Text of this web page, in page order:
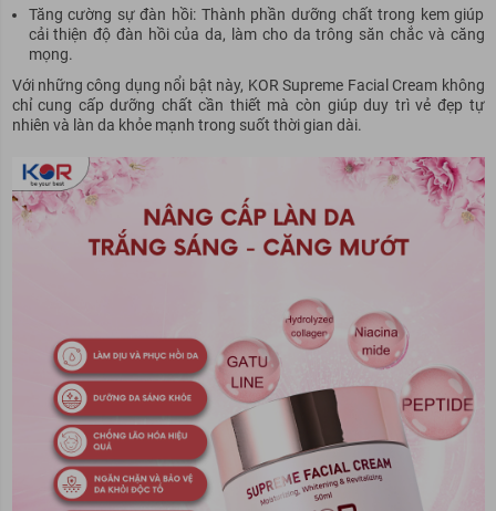
Tăng cường sự đàn hồi: Thành phần dưỡng chất trong kem giúp
cải thiện độ đàn hồi của da, làm cho da trông săn chắc và căng
mọng.
Với những công dụng nổi bật này, KOR Supreme Facial Cream không
chỉ cung cấp dưỡng chất cần thiết mà còn giúp duy trì vẻ đẹp tự
nhiên và làn da khỏe mạnh trong suốt thời gian dài.